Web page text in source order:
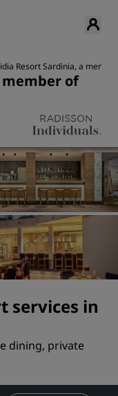
Resort Sardinia, a
member of
services in
dining, private